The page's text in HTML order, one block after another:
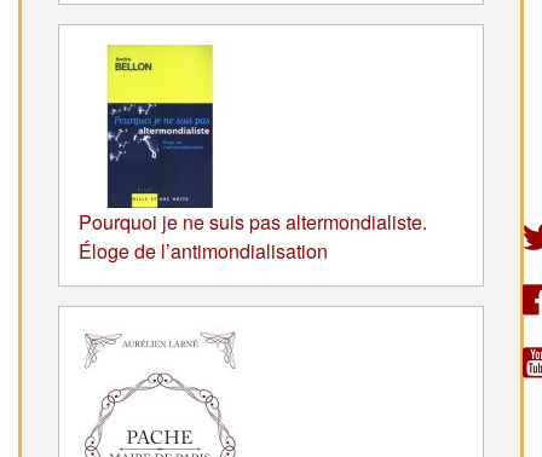
Pourquoi je ne suis pas altermondialiste.
Éloge de l’antimondialisation